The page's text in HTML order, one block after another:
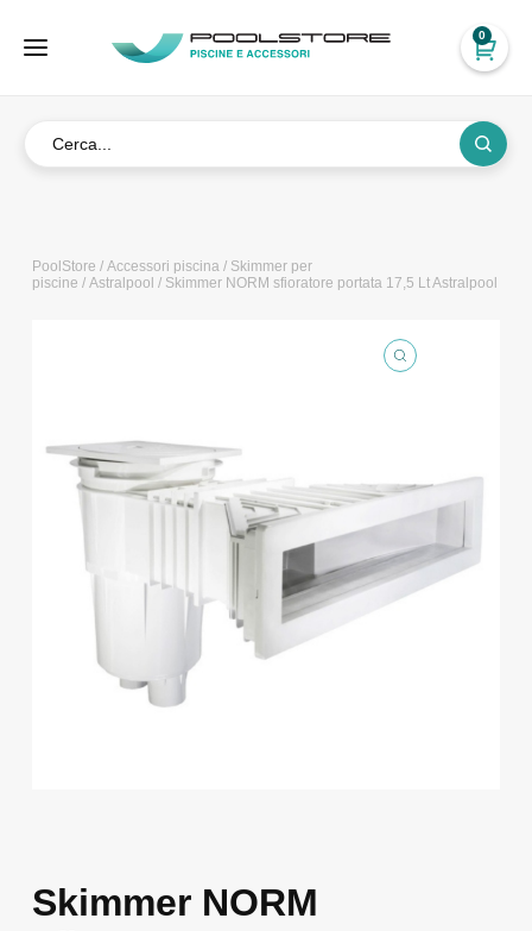
0
PoolStore / Accessori piscina/ Skimmer per
piscine / Astralpool / Skimmer NORM sfioratore portata 17,5 Lt Astralpool
Skimmer NORM